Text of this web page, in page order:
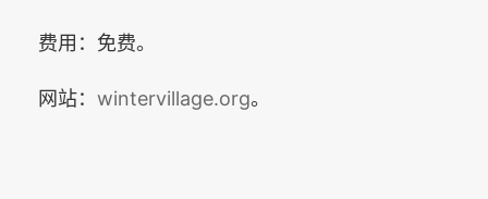
费用：免费。
网站： wintervillage.org。